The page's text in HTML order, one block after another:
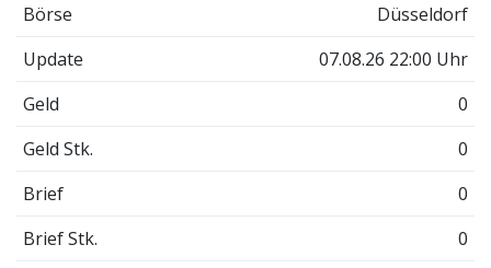
Börse
Düsseldorf
Update
07.08.26 22:00 Uhr
Geld
0
Geld Stk.
0
Brief
0
Brief Stk.
0